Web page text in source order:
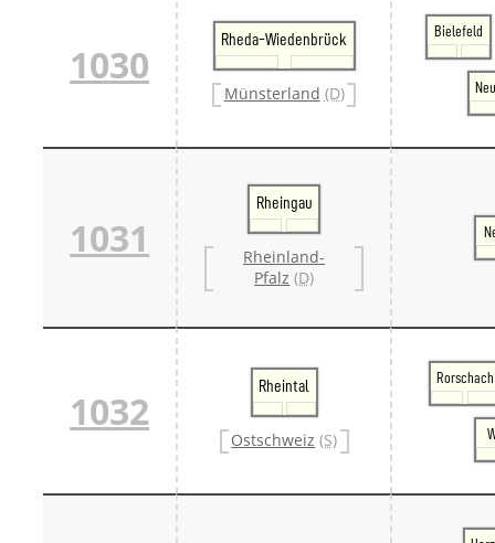
1030
Rheda-Wiedenbrück
Münsterland (D)
Bielefeld
1031
Rheingau
Rheinland-
Pfalz (D)
1032
Rheintal
Ostschweiz (S)
Rorschach